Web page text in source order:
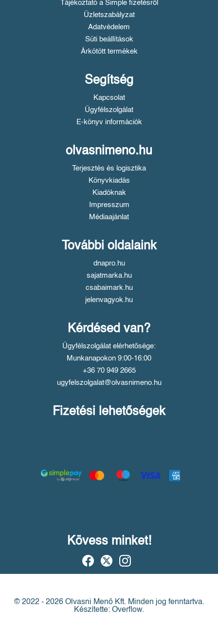
Tájékoztató a Simple fizetésről
Üzletszabályzat
Adatvédelem
Süti beállítások
Árkötött termékek
Segítség
Kapcsolat
Ügyfélszolgálat
E-könyv információk
olvasnimeno.hu
Terjesztés és logisztika
Könyvkiadás
Kiadóknak
Impresszum
Médiaajánlat
További oldalaink
dnapro.hu
sajatmarka.hu
csabaimark.hu
jelenvagyok.hu
Kérdésed van?
Ügyfélszolgálat elérhetősége:
Munkanapokon 9:00-16:00
+36 70 949 2665
ugyfelszolgalat@olvasnimeno.hu
Fizetési lehetőségek
Kövess minket!
© 2022 - 2026 Olvasni Menő Kft. Minden jog fenntartva.
Készítette: Overflow.